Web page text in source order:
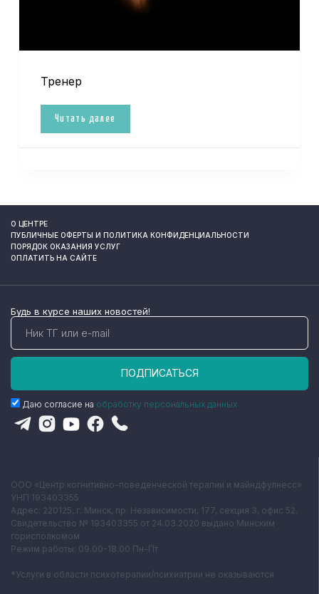
Тренер
Читать далее
О ЦЕНТРЕ
ПУБЛИЧНЫЕ ОФЕРТЫ И ПОЛИТИКА КОНФИДЕНЦИАЛЬНОСТИ
ПОРЯДОК ОКАЗАНИЯ УСЛУГ
ОПЛАТИТЬ НА САЙТЕ
ООО «Центр когнитивно-поведенческой терапии и майндфулнесс»
УНП 193403355
Адрес: 220125, г. Минск, пр. Независимости, 177, секция 3, офис 52.
Свидетельство № 193403355 от 24.03.2020 выдано Минским
горисполкомом
Режим работы: 09.00-18.00 Пн-Пт
*Услуги в области психотерапии/психиатрии не оказываются
Будь в курсе наших новостей!
Даю согласие на обработку персональных данных
ПОДПИСАТЬСЯ